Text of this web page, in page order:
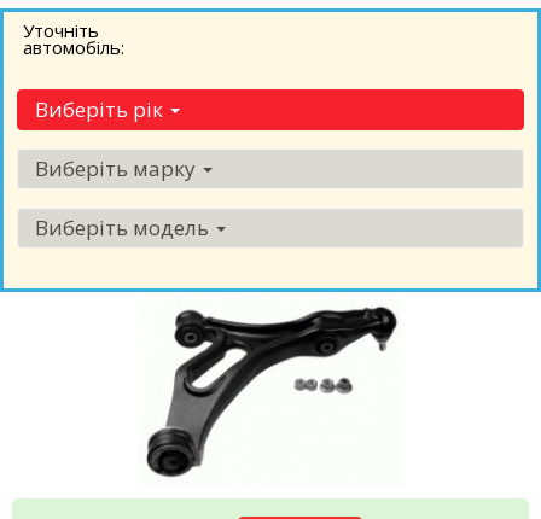
Уточніть
автомобіль:
Виберіть рік
Виберіть марку
Виберіть модель